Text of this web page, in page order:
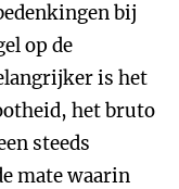
bij
op de
is het
het bruto
steeds
mate waarin